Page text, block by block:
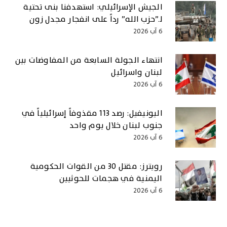
الجيش الإسرائيلي: استهدفنا بنى تحتية
لـ”حزب الله” رداً على انفجار مجدل زون
6 آب 2026
انتهاء الجولة السابعة من المفاوضات بين
لبنان واسرائيل
6 آب 2026
اليونيفيل: رصد 113 مقذوفاً إسرائيلياً في
جنوب لبنان خلال يوم واحد
6 آب 2026
رويترز: مقتل 30 من القوات الحكومية
اليمنية في هجمات للحوثيين
6 آب 2026